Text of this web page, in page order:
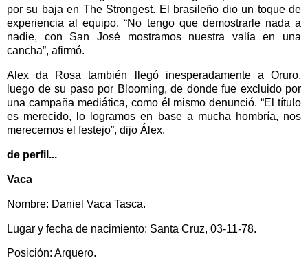
por su baja en The Strongest. El brasileño dio un toque de
experiencia al equipo. “No tengo que demostrarle nada a
nadie, con San José mostramos nuestra valía en una
cancha”, afirmó.
Alex da Rosa también llegó inesperadamente a Oruro,
luego de su paso por Blooming, de donde fue excluido por
una campaña mediática, como él mismo denunció. “El título
es merecido, lo logramos en base a mucha hombría, nos
merecemos el festejo”, dijo Álex.
de perfil...
Vaca
Nombre: Daniel Vaca Tasca.
Lugar y fecha de nacimiento: Santa Cruz, 03-11-78.
Posición: Arquero.